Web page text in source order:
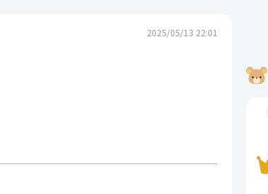
2025/05/13 22:01